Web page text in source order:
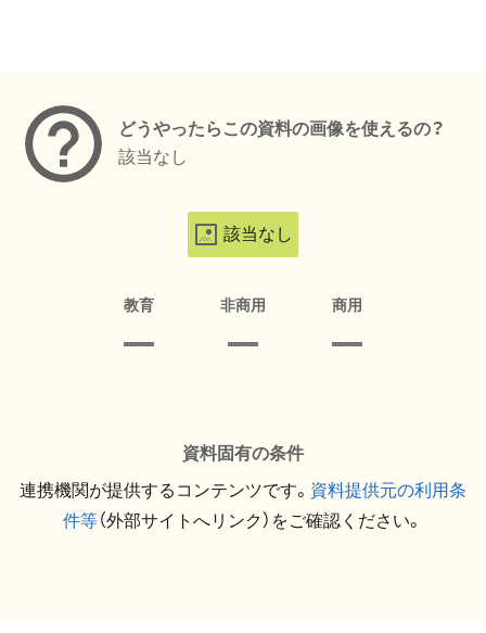
どうやったらこの資料の画像を使えるの？
該当なし
該当なし
教育 非商用 商用
資料固有の条件
連携機関が提供するコンテンツです。 資料提供元の利用条
件等（外部サイトへリンク）をご確認ください。